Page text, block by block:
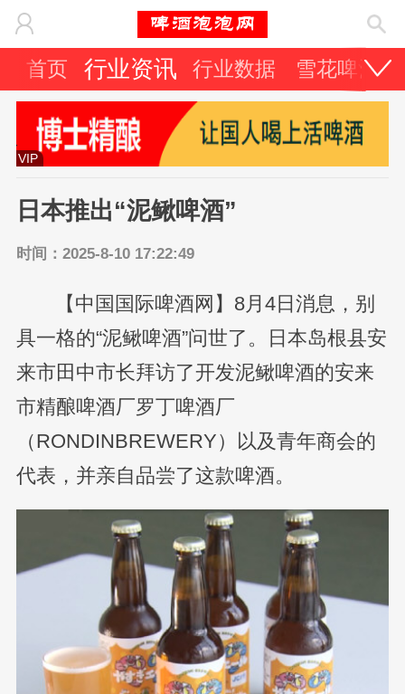
首页 行业资讯 行业数据 雪花啤酒
VIP
日本推出“泥鳅啤酒”
时间：2025-8-10 17:22:49
【中国国际啤酒网】8月4日消息，别
具一格的“泥鳅啤酒”问世了。日本岛根县安
来市田中市长拜访了开发泥鳅啤酒的安来
市精酿啤酒厂罗丁啤酒厂
（RONDINBREWERY）以及青年商会的
代表，并亲自品尝了这款啤酒。